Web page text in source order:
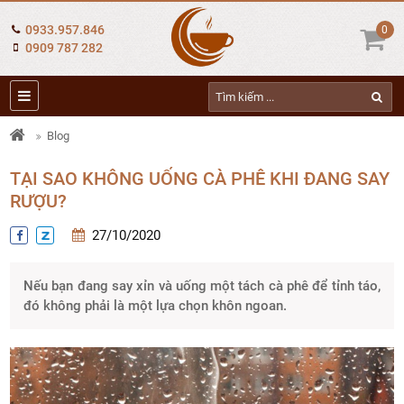
0933.957.846
0909 787 282
0
Blog
TẠI SAO KHÔNG UỐNG CÀ PHÊ KHI ĐANG SAY
RƯỢU?
27/10/2020
Nếu bạn đang say xỉn và uống một tách cà phê để tỉnh táo,
đó không phải là một lựa chọn khôn ngoan.